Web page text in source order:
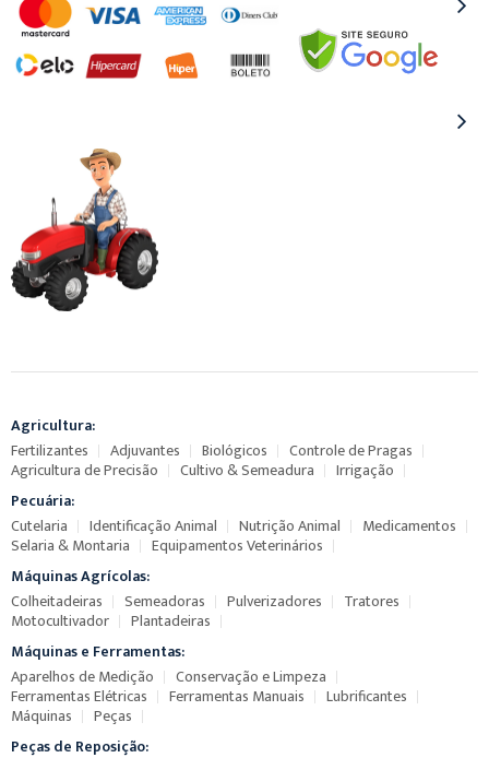
Agricultura:
Fertilizantes
Adjuvantes Biológicos Controle de Pragas
Agricultura de Precisão Cultivo & Semeadura
Irrigação
Pecuária:
Cutelaria
Identificação Animal Nutrição Animal Medicamentos
Selaria & Montaria
Equipamentos Veterinários
Máquinas Agrícolas:
Colheitadeiras
Semeadoras Pulverizadores Tratores
Motocultivador
Plantadeiras
Máquinas e Ferramentas:
Aparelhos de Medição
Conservação e Limpeza
Ferramentas Elétricas Ferramentas Manuais Lubrificantes
Máquinas
Peças
Peças de Reposição: